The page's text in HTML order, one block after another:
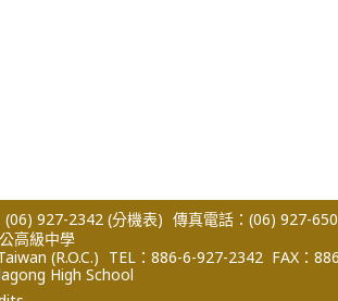
(06) 927-2342 (分機表) 傳真電話：(06) 927-
高級中學
(R.O.C.) TEL：886-6-927-2342 FAX：
High School